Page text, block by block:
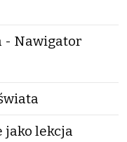
- Nawigator
jako lekcja